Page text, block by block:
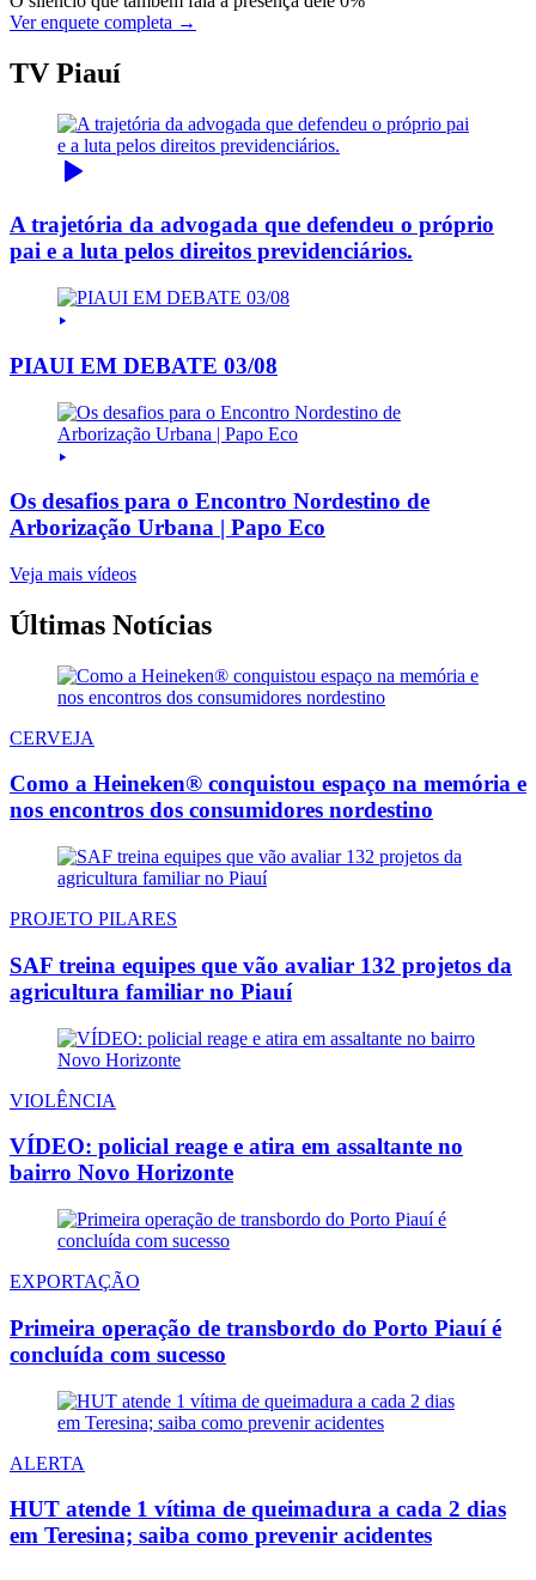
Ver enquete completa →
TV Piauí
A trajetória da advogada que defendeu o próprio
pai e a luta pelos direitos previdenciários.
PIAUI EM DEBATE 03/08
Os desafios para o Encontro Nordestino de
Arborização Urbana | Papo Eco
Veja mais vídeos
Últimas Notícias
CERVEJA
Como a Heineken® conquistou espaço na memória e
nos encontros dos consumidores nordestino
PROJETO PILARES
SAF treina equipes que vão avaliar 132 projetos da
agricultura familiar no Piauí
VIOLÊNCIA
VÍDEO: policial reage e atira em assaltante no
bairro Novo Horizonte
EXPORTAÇÃO
Primeira operação de transbordo do Porto Piauí é
concluída com sucesso
ALERTA
HUT atende 1 vítima de queimadura a cada 2 dias
em Teresina; saiba como prevenir acidentes